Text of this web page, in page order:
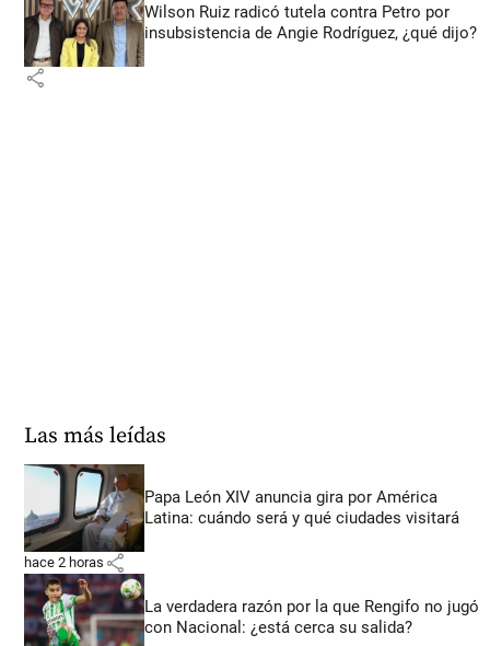
Wilson Ruiz radicó tutela contra Petro por
insubsistencia de Angie Rodríguez, ¿qué dijo?
share
Las más leídas
Papa León XIV anuncia gira por América
Latina: cuándo será y qué ciudades visitará
hace 2 horas share
La verdadera razón por la que Rengifo no jugó
con Nacional: ¿está cerca su salida?